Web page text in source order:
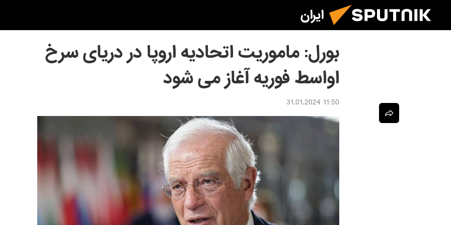
ایران
بورل: ماموریت اتحادیه اروپا در دریای سرخ
اواسط فوریه آغاز می شود
11:50 31.01.2024